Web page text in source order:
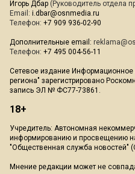
Игорь Дбар (Руководитель отдела
Email: i.dbar@osnmedia.ru
Телефон: +7 909 936-02-90
Дополнительные email:
Телефон: +7 495 004-56-11
Сетевое издание Информационное
региона" зарегистрировано
запись ЭЛ № ФС77-73861.
18+
Учредитель: Автономная
информированию и просвещению
"Общественная служба новостей"
Мнение редакции может не